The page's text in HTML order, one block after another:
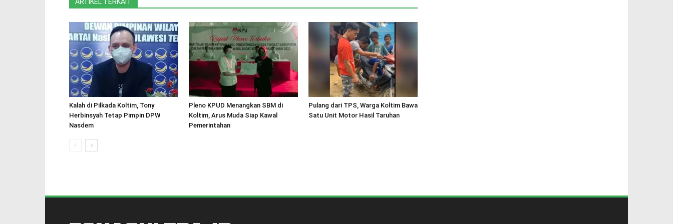
Kalah di Pilkada Koltim, Tony
Herbinsyah Tetap Pimpin DPW
Nasdem
Pleno KPUD Menangkan SBM di
Koltim, Arus Muda Siap Kawal
Pemerintahan
Pulang dari TPS, Warga Koltim Bawa
Satu Unit Motor Hasil Taruhan